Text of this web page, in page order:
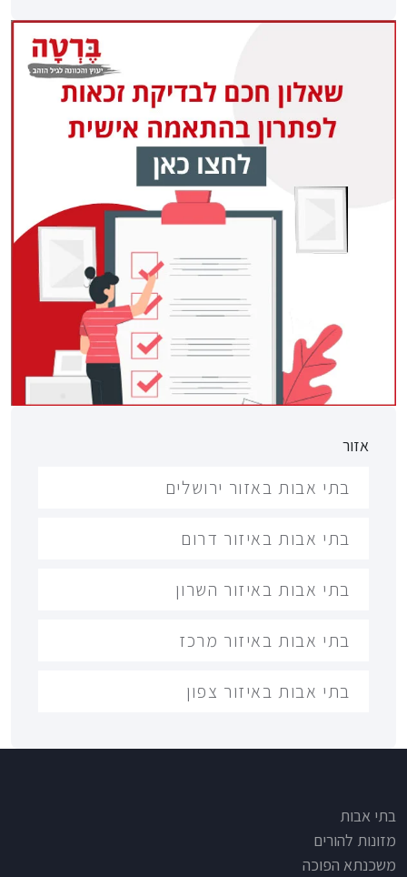
אזור
בתי אבות באזור ירושלים
בתי אבות באיזור דרום
בתי אבות באיזור השרון
בתי אבות באיזור מרכז
בתי אבות באיזור צפון
Footer
בתי אבות
מזונות להורים
משכנתא הפוכה